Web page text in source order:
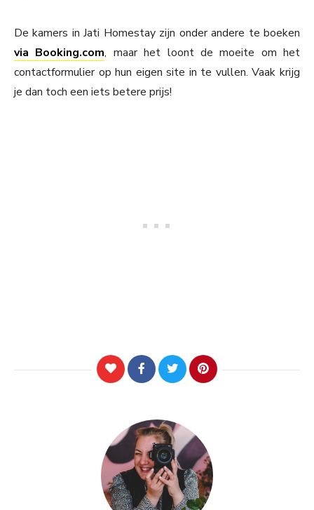
De kamers in Jati Homestay zijn onder andere te boeken
via Booking.com, maar het loont de moeite om het
contactformulier op hun eigen site in te vullen. Vaak krijg
je dan toch een iets betere prijs!